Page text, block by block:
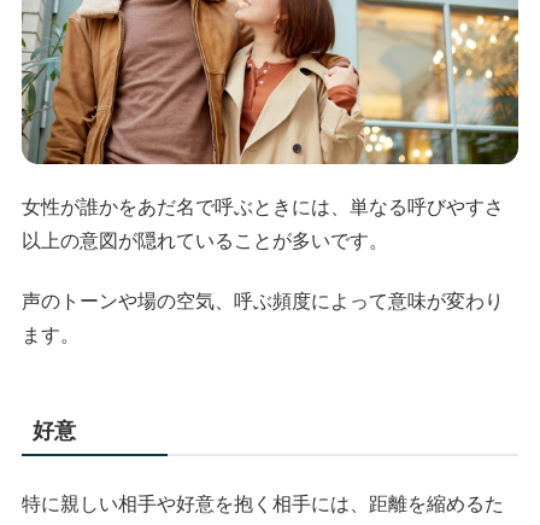
女性が誰かをあだ名で呼ぶときには、単なる呼びやすさ
以上の意図が隠れていることが多いです。
声のトーンや場の空気、呼ぶ頻度によって意味が変わり
ます。
好意
特に親しい相手や好意を抱く相手には、距離を縮めるた